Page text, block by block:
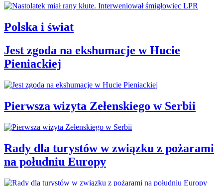
Polska i świat
Jest zgoda na ekshumacje w Hucie
Pieniackiej
Pierwsza wizyta Zełenskiego w Serbii
Rady dla turystów w związku z pożarami
na południu Europy